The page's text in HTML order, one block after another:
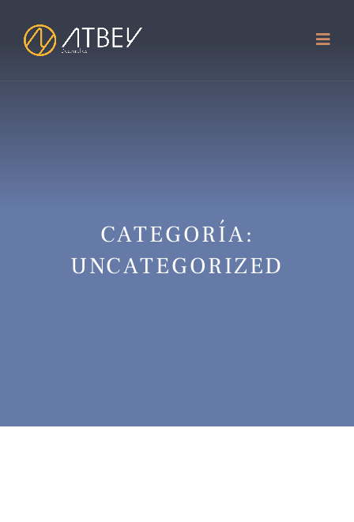
CATEGORÍA:
UNCATEGORIZED